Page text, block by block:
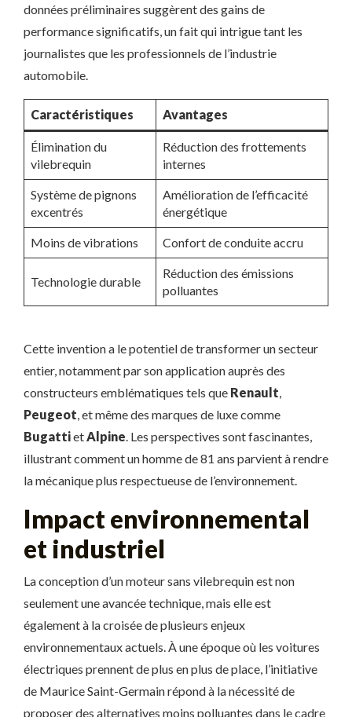
données préliminaires suggèrent des gains de
performance significatifs, un fait qui intrigue tant les
journalistes que les professionnels de l’industrie
automobile.
Caractéristiques Avantages
Élimination du
vilebrequin
Réduction des frottements
internes
Système de pignons
excentrés
Amélioration de l’efficacité
énergétique
Moins de vibrations Confort de conduite accru
Technologie durable
Réduction des émissions
polluantes
Cette invention a le potentiel de transformer un secteur
entier, notamment par son application auprès des
constructeurs emblématiques tels que Renault
Peugeot , et même des marques de luxe comme
Bugattiet Alpine . Les perspectives sont fascinantes,
illustrant comment un homme de 81 ans parvient à rendre
la mécanique plus respectueuse de l’environnement.
Impact environnemental
et industriel
La conception d’un moteur sans vilebrequin est non
seulement une avancée technique, mais elle est
également à la croisée de plusieurs enjeux
environnementaux actuels. À une époque où les voitures
électriques prennent de plus en plus de place, l’initiative
de Maurice Saint-Germain répond à la nécessité de
proposer des alternatives moins polluantes dans le cadre